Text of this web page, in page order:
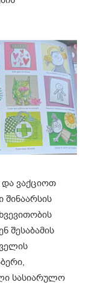
ვაქციოთ
შინაარსის
შესაბამის
სასიარულო